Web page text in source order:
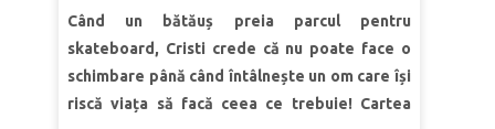
îngrozi, Nu te înspăimânta şi nu te îngrozi, căci
Domnul Dumnezeul tău este cu tine în tot ce
vei face.” Iosua 1:9b (VDC)
LECȚIA 2 BAZEAZĂ-TE PE DUMNEZEU
Când un bătăuș preia parcul pentru
skateboard, Cristi crede că nu poate face o
schimbare până când întâlnește un om care își
riscă viața să facă ceea ce trebuie! Cartea